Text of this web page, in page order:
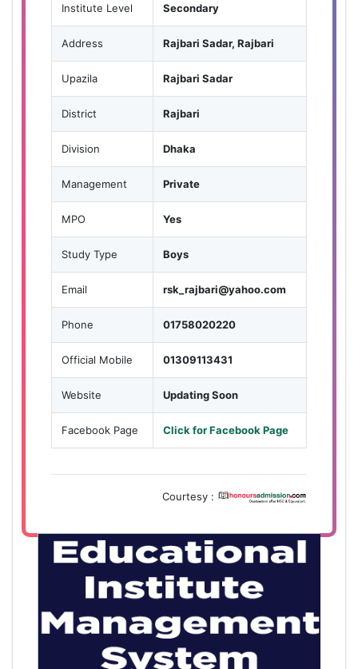
Institute Level Secondary
Address Rajbari Sadar, Rajbari
Upazila Rajbari Sadar
District Rajbari
Division Dhaka
Management Private
MPO Yes
Study Type Boys
Email rsk_rajbari@yahoo.com
Phone 01758020220
Official Mobile 01309113431
Website Updating Soon
Facebook Page Click for Facebook Page
Courtesy :
বাজেটের মধ্যে প্রাইভেট ইউনিভার্সিটিতে অনার্স পড়ার সুযোগ।
২০টির অধিক বিষয়, ৪ বছরে মোট খরচ ২ লক্ষ থেকে ৫ লক্ষ টাকা।